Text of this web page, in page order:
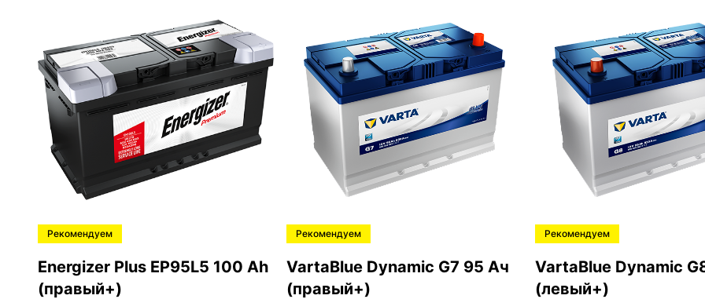
Рекомендуем
Energizer Plus EP95L5 100 Ah
(правый+)
Рекомендуем
VartaBlue Dynamic G7 95 Ач
(правый+)
Рекомендуем
VartaBlue Dynamic
(левый+)